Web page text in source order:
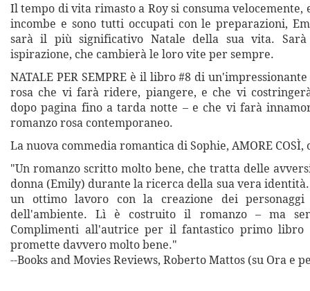
Il tempo di vita rimasto a Roy si consuma velocemente,
incombe e sono tutti occupati con le preparazioni,
sarà il più significativo Natale della sua vita.
ispirazione, che cambierà le loro vite per sempre.
NATALE PER SEMPRE è il libro #8 di
rosa che vi farà ridere, piangere, e che vi
dopo pagina fino a tarda notte – e che vi farà
romanzo rosa contemporaneo.
La nuova commedia romantica di Sophie, AMORE
"Un romanzo scritto molto bene, che tratta delle
donna (Emily) durante la ricerca della sua vera
un ottimo lavoro con la creazione dei
dell'ambiente. Lì è costruito il romanzo – ma
Complimenti all'autrice per il fantastico primo libro
promette davvero molto bene."
--Books and Movies Reviews, Roberto Mattos (su Ora e